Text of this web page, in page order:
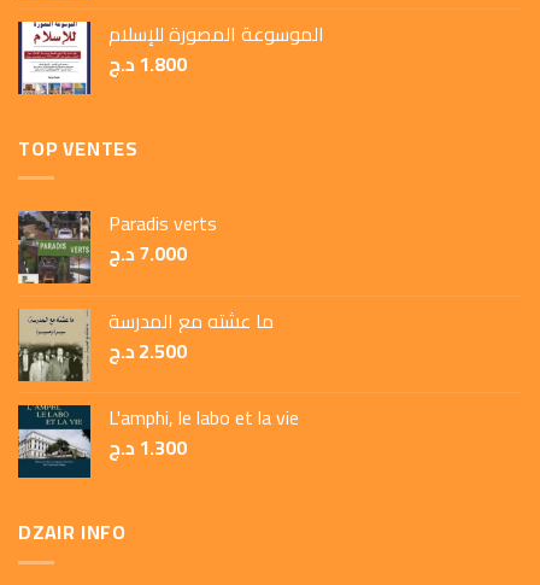
الموسوعة المصورة للإسلام
1.800د.ج
TOP VENTES
Paradis verts
7.000د.ج
ما عشته مع المدرسة
2.500د.ج
L'amphi, le labo et la vie
1.300د.ج
DZAIR INFO